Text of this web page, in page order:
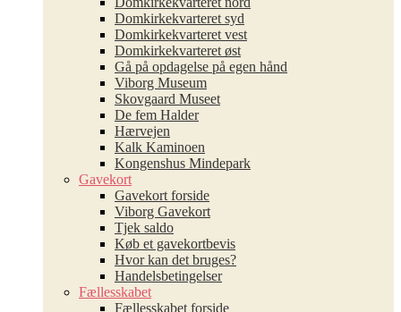
Domkirkekvarteret syd
Domkirkekvarteret vest
Domkirkekvarteret øst
Gå på opdagelse på egen hånd
Viborg Museum
Skovgaard Museet
De fem Halder
Hærvejen
Kalk Kaminoen
Kongenshus Mindepark
Gavekort
Gavekort forside
Viborg Gavekort
Tjek saldo
Køb et gavekortbevis
Hvor kan det bruges?
Handelsbetingelser
Fællesskabet
Fællesskabet forside